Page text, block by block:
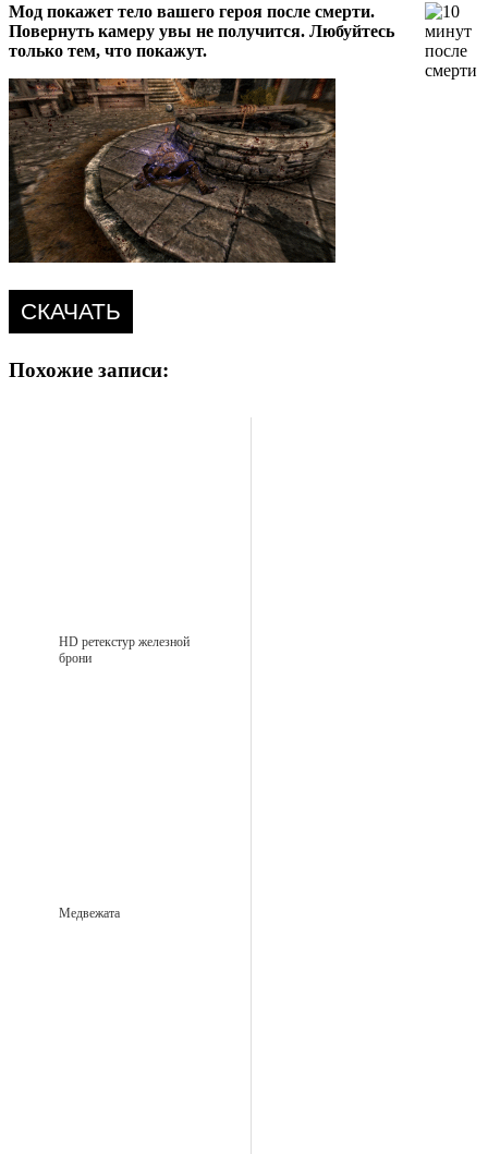
Мод покажет тело вашего героя после смерти.
Повернуть камеру увы не получится. Любуйтесь
только тем, что покажут.
СКАЧАТЬ
Похожие записи:
HD ретекстур железной
брони
Медвежата